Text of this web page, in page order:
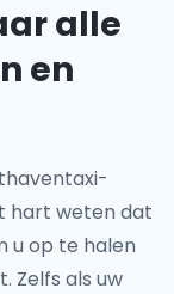
alle
en
hart weten dat
u op te halen
Zelfs als uw